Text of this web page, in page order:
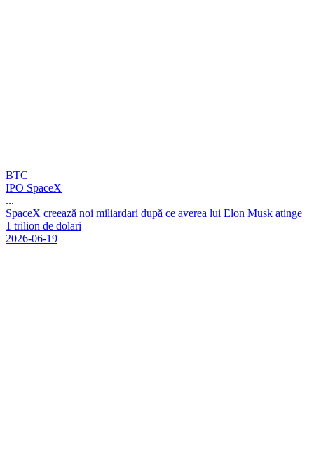
BTC
IPO SpaceX
...
SpaceX creează noi miliardari după ce averea lui Elon Musk atinge
1 trilion de dolari
2026-06-19